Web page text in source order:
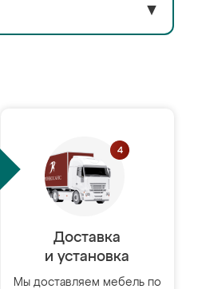
▼
Доставка
и установка
Мы доставляем мебель по